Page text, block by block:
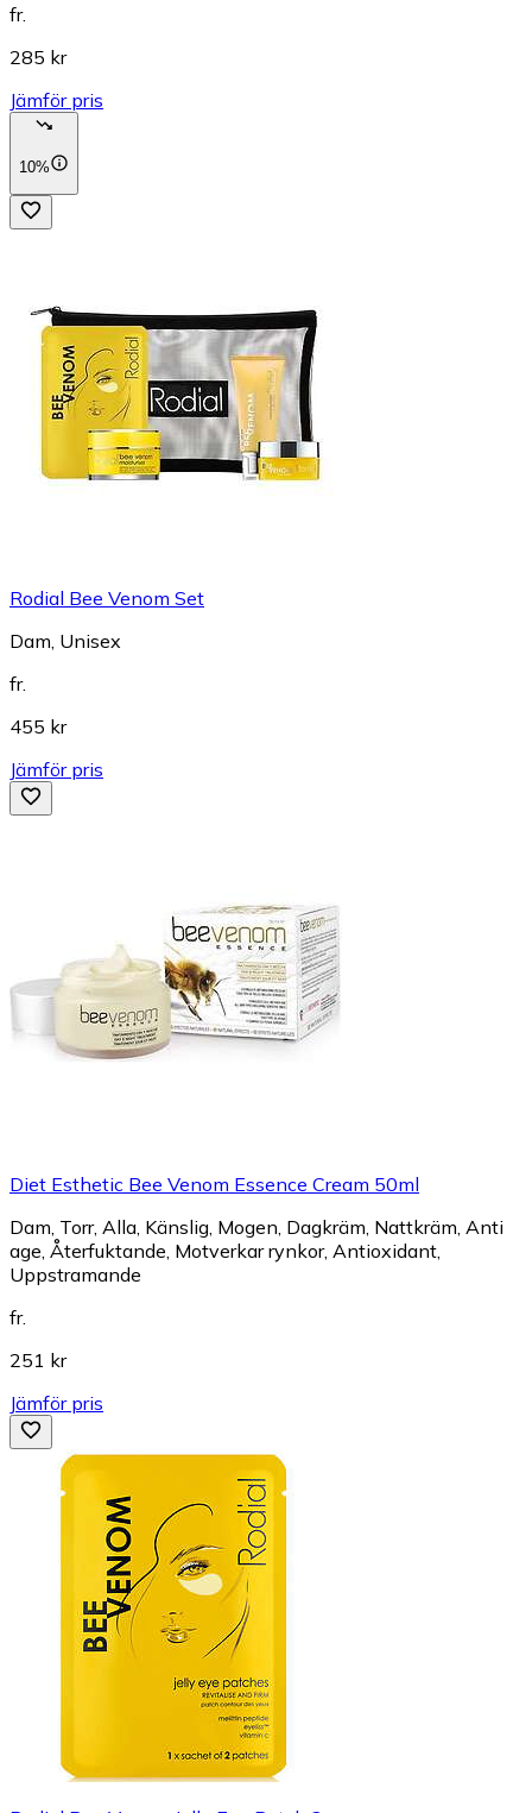
fr.
285 kr
Jämför pris
10%
Rodial Bee Venom Set
Dam, Unisex
fr.
455 kr
Jämför pris
Diet Esthetic Bee Venom Essence Cream 50ml
Dam, Torr, Alla, Känslig, Mogen, Dagkräm, Nattkräm, Anti
age, Återfuktande, Motverkar rynkor, Antioxidant,
Uppstramande
fr.
251 kr
Jämför pris